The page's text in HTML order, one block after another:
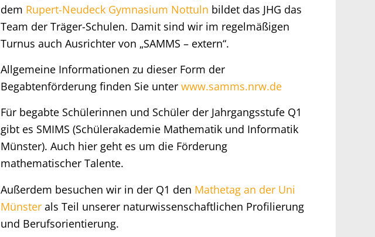
dem Rupert-Neudeck Gymnasium Nottuln bildet das JHG das
Team der Träger-Schulen. Damit sind wir im regelmäßigen
Turnus auch Ausrichter von „SAMMS – extern“.
Allgemeine Informationen zu dieser Form der
Begabtenförderung finden Sie unterwww.samms.nrw.de
Für begabte Schülerinnen und Schüler der Jahrgangsstufe Q1
gibt es SMIMS (Schülerakademie Mathematik und Informatik
Münster). Auch hier geht es um die Förderung
mathematischer Talente.
Außerdem besuchen wir in der Q1 den Mathetag an der Uni
Münster als Teil unserer naturwissenschaftlichen Profilierung
und Berufsorientierung.